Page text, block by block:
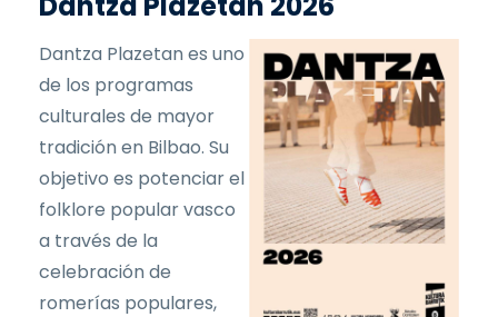
Dantza Plazetan es uno
de los programas
culturales de mayor
tradición en Bilbao. Su
objetivo es potenciar el
folklore popular vasco
a través de la
celebración de
romerías populares,